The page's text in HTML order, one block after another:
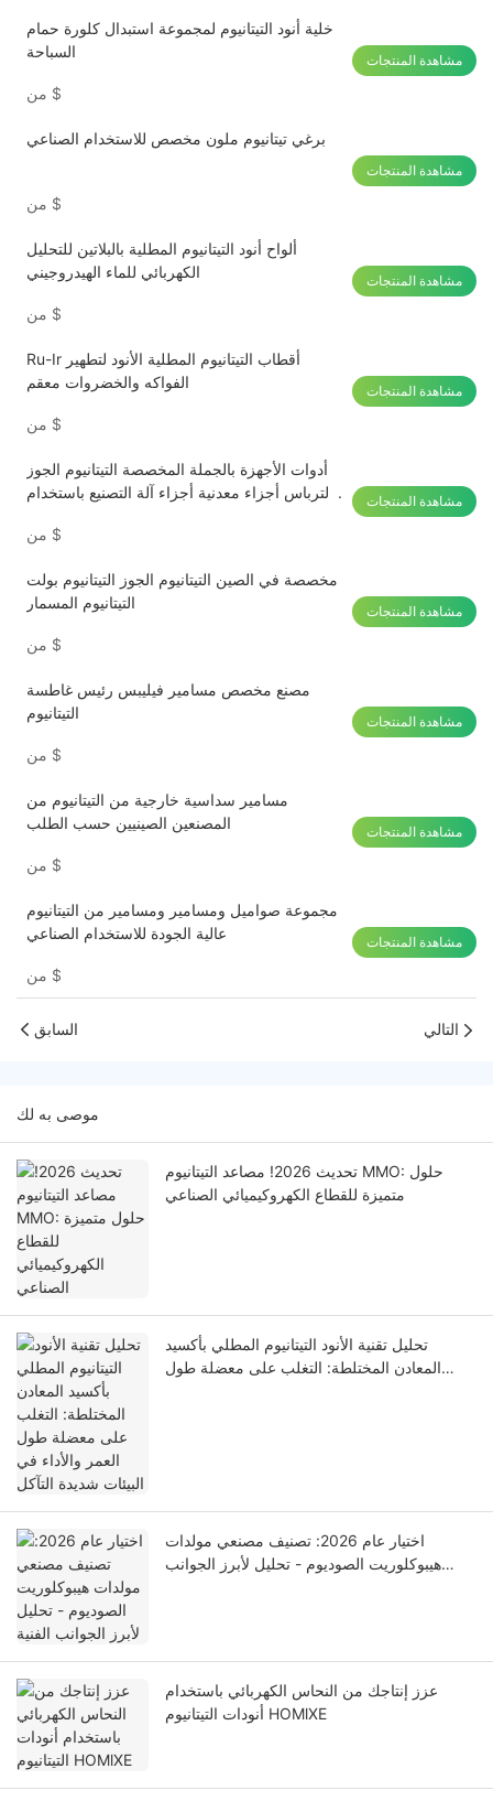
خلية أنود التيتانيوم لمجموعة استبدال كلورة حمام
السباحة
$
مشاهدة المنتجات
برغي تيتانيوم ملون مخصص للاستخدام الصناعي
$
مشاهدة المنتجات
ألواح أنود التيتانيوم المطلية بالبلاتين للتحليل
الكهربائي للماء الهيدروجيني
$
مشاهدة المنتجات
Ru-Ir أقطاب التيتانيوم المطلية الأنود لتطهير
الفواكه والخضروات معقم
$
مشاهدة المنتجات
أدوات الأجهزة بالجملة المخصصة التيتانيوم الجوز
الترباس أجزاء معدنية أجزاء آلة التصنيع باستخدام
$
مشاهدة المنتجات
مخصصة في الصين التيتانيوم الجوز التيتانيوم بولت
التيتانيوم المسمار
$
مشاهدة المنتجات
مصنع مخصص مسامير فيليبس رئيس غاطسة
التيتانيوم
$
مشاهدة المنتجات
مسامير سداسية خارجية من التيتانيوم من
المصنعين الصينيين حسب الطلب
$
مشاهدة المنتجات
مجموعة صواميل ومسامير ومسامير من التيتانيوم
عالية الجودة للاستخدام الصناعي
$
مشاهدة المنتجات
السابق التالي
موصى به لك
تحديث 2026! مصاعد التيتانيوم MMO: حلول
متميزة للقطاع الكهروكيميائي الصناعي
تحليل تقنية الأنود التيتانيوم المطلي بأكسيد
المعادن المختلطة: التغلب على معضلة طول
اختيار عام 2026: تصنيف مصنعي مولدات
هيبوكلوريت الصوديوم - تحليل لأبرز الجوانب
عزز إنتاجك من النحاس الكهربائي باستخدام
أنودات التيتانيوم HOMlXE